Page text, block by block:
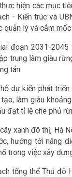
hiện các mục
- Kiến trúc và
quản lý và cắm
đoạn 2031-
trung làm giàu
tán.
dự kiến phát
làm giàu
đạt tỉ lệ che phủ
xanh đô thị, Hà
hướng tới nâng
trong việc xây
tổng thể Thủ đô